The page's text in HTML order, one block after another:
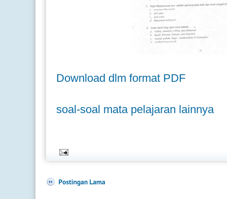
Download dlm format PDF
soal-soal mata pelajaran lainnya